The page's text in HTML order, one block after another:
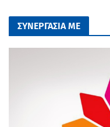
ΣΥΝΕΡΓΑΣΙΑ ΜΕ